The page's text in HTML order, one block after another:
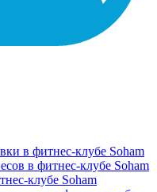
в фитнес-клубе Soham
в фитнес-клубе Soham
клубе Soham